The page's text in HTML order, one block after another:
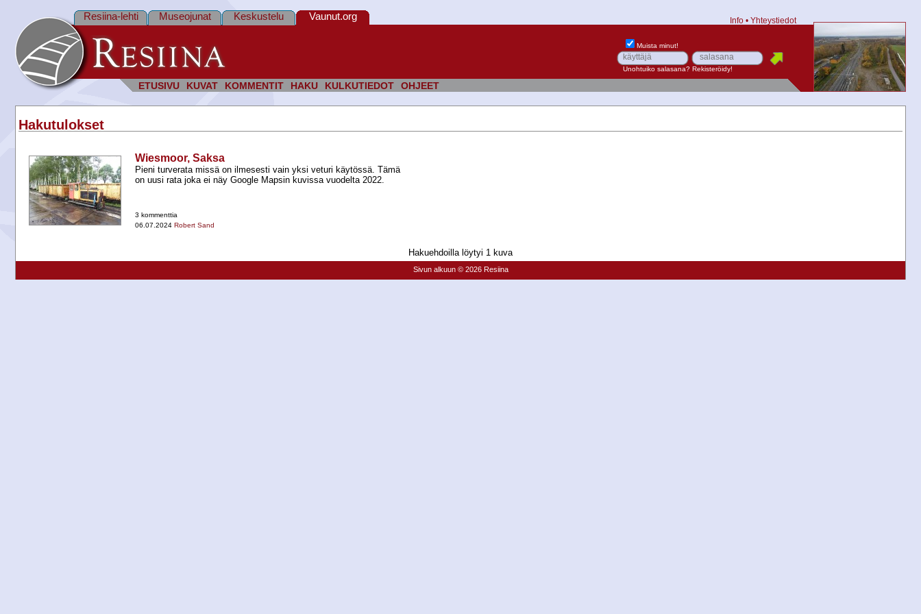
ETUSIVU KUVAT KOMMENTIT HAKU KULKUTIEDOT OHJEET
Resiina-lehti Museojunat Keskustelu Vaunut.org Info • Yhteystiedot
Muista minut!
Unohtuiko salasana? Rekisteröidy!
Hakutulokset
Wiesmoor, Saksa
Pieni turverata missä on ilmesesti vain yksi veturi käytössä. Tämä
on uusi rata joka ei näy Google Mapsin kuvissa vuodelta 2022.
3 kommenttia
06.07.2024 Robert Sand
Hakuehdoilla löytyi 1 kuva
Sivun alkuun © 2026 Resiina